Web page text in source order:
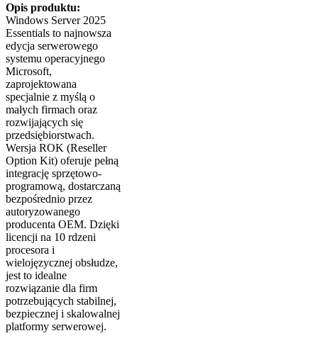
Opis produktu:
Windows Server 2025
Essentials to najnowsza
edycja serwerowego
systemu operacyjnego
Microsoft,
zaprojektowana
specjalnie z myślą o
małych firmach oraz
rozwijających się
przedsiębiorstwach.
Wersja ROK (Reseller
Option Kit) oferuje pełną
integrację sprzętowo-
programową, dostarczaną
bezpośrednio przez
autoryzowanego
producenta OEM. Dzięki
licencji na 10 rdzeni
procesora i
wielojęzycznej obsłudze,
jest to idealne
rozwiązanie dla firm
potrzebujących stabilnej,
bezpiecznej i skalowalnej
platformy serwerowej.